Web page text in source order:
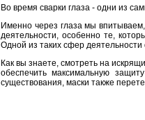
Во время сварки глаза - одни из
Именно через глаза мы
деятельности, особенно те,
Одной из таких сфер деятельности
Как вы знаете, смотреть на
обеспечить максимальную
существования, маски также